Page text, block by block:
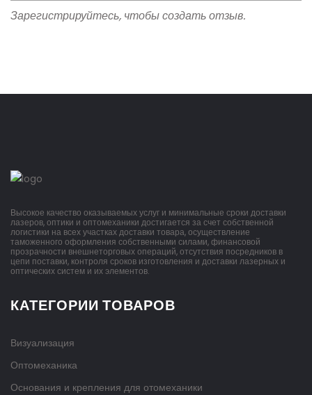
Зарегистрируйтесь, чтобы создать отзыв.
Высокое качество оказываемых услуг и минимальные сроки доставки
лазеров, оптики и оптомеханики достигается за счет собственной
логистики на всех участках доставки товара, осуществление
таможенного оформления собственными силами, финансовой
прозрачности внешнеторговых операций, отсутствия посредников в
цепи поставки, контроля сроков изготовления и доставки лазерных и
оптических систем и их элементов.
КАТЕГОРИИ ТОВАРОВ
Визуализация
Оптомеханика
Основания и крепления для отомеханики